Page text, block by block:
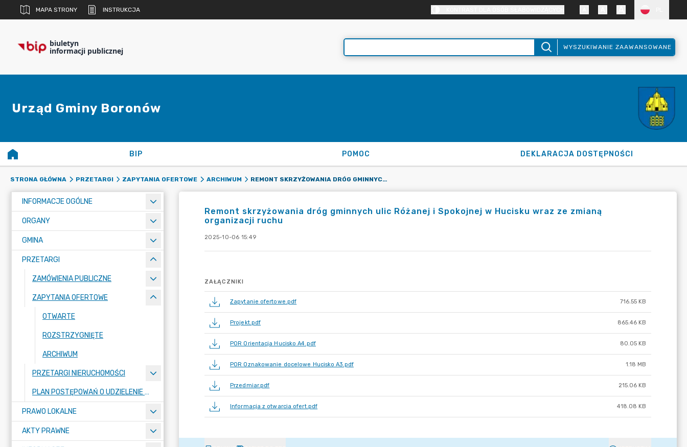
MAPA STRONY INSTRUKCJA
biuletyn
informacji publicznej WYSZUKIWANIE ZAAWANSOWANE
Urząd Gminy Boronów
BIP POMOC DEKLARACJA DOSTĘPNOŚCI
STRONA GŁÓWNA PRZETARGI ZAPYTANIA OFERTOWE ARCHIWUM REMONT SKRZYŻOWANIA DRÓG GMINNYCH ULIC RÓŻANEJ I SPOKOJNEJ W HUCISKU WRAZ ZE ZMIANĄ ORGANIZACJI RUCHU
INFORMACJE OGÓLNE
ORGANY
GMINA
PRZETARGI
ZAMÓWIENIA PUBLICZNE
ZAPYTANIA OFERTOWE
OTWARTE
ROZSTRZYGNIĘTE
ARCHIWUM
PRZETARGI NIERUCHOMOŚCI
PLAN POSTĘPOWAŃ O UDZIELENIE ZAMÓWIEŃ PUBLICZNYCH
PRAWO LOKALNE
AKTY PRAWNE
Remont skrzyżowania dróg gminnych ulic Różanej i Spokojnej w Hucisku wraz ze zmianą
organizacji ruchu
2025-10-06 15:49
ZAŁĄCZNIKI
Zapytanie ofertowe.pdf 716.55 KB
Projekt.pdf 865.46 KB
POR Orientacja Hucisko A4.pdf 80.05 KB
POR Oznakowanie docelowe Hucisko A3.pdf 1.18 MB
Przedmiar.pdf 215.06 KB
Informacja z otwarcia ofert.pdf 418.08 KB